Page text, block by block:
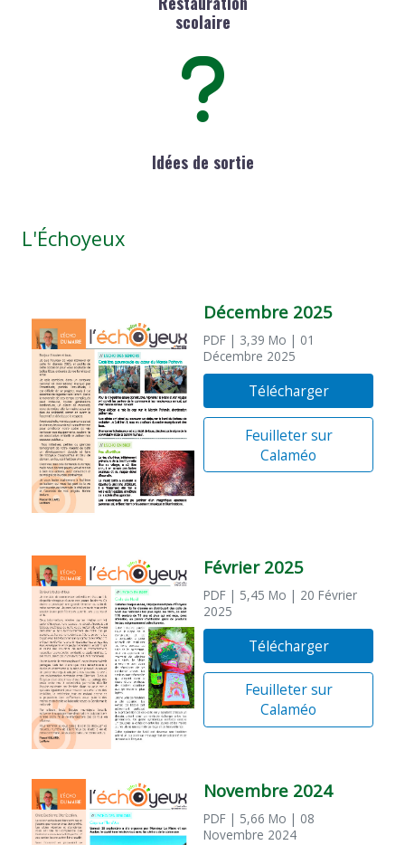
scolaire
Idées de sortie
L'Échoyeux
Décembre 2025
PDF | 3,39 Mo | 01
Décembre 2025
Télécharger
Feuilleter sur
Calaméo
Février 2025
PDF | 5,45 Mo | 20 Février
2025
Télécharger
Feuilleter sur
Calaméo
Novembre 2024
PDF | 5,66 Mo | 08
Novembre 2024